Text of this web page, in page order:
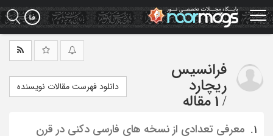
Skip
to
main
فرانسیس
ریچارد
/ 1 مقاله
دانلود فهرست مقالات نویسنده
1.
معرفی تعدادی از نسخه های فارسی دکنی در قرن